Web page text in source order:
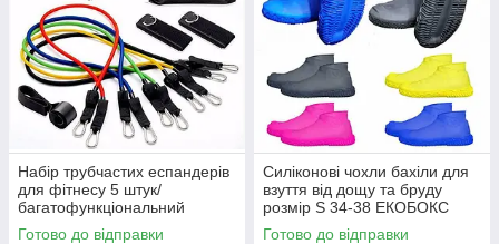
Набір трубчастих еспандерів
для фітнесу 5 штук/
багатофункціональний
комплект + Чохол ЕКОБОКС
Готово до відправки
Силіконові чохли бахіли для
взуття від дощу та бруду
розмір S 34-38 ЕКОБОКС
Готово до відправки